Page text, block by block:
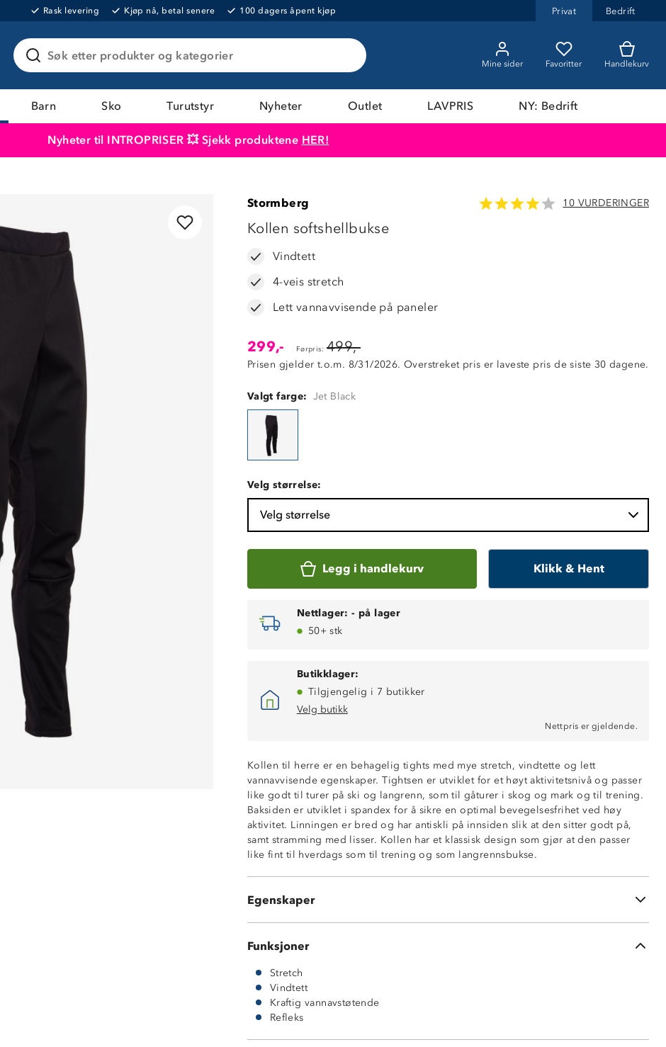
Rask levering Kjøp nå, betal senere 100 dagers åpent kjøp Privat Bedrift
Søk etter produkter og kategorier
Mine sider Favoritter Handlekurv
Barn Sko Turutstyr Nyheter Outlet LAVPRIS NY: Bedrift
Nyheter til INTROPRISER 💥 Sjekk produktene HER!
Stormberg 10 VURDERINGER
Kollen softshellbukse
Vindtett
4-veis stretch
Lett vannavvisende på paneler
299,- Førpris: 499,-
Prisen gjelder t.o.m. 8/31/2026. Overstreket pris er laveste pris de siste 30 dagene.
Valgt farge: Jet Black
Velg størrelse:
Velg størrelse
Legg i handlekurv Klikk & Hent
Nettlager: - på lager
50+ stk
Butikklager:
Tilgjengelig i 7 butikker
Velg butikk
Nettpris er gjeldende.
Kollen til herre er en behagelig tights med mye stretch, vindtette og lett
vannavvisende egenskaper. Tightsen er utviklet for et høyt aktivitetsnivå og passer
like godt til turer på ski og langrenn, som til gåturer i skog og mark og til trening.
Baksiden er utviklet i spandex for å sikre en optimal bevegelsesfrihet ved høy
aktivitet. Linningen er bred og har antiskli på innsiden slik at den sitter godt på,
samt stramming med lisser. Kollen har et klassisk design som gjør at den passer
like fint til hverdags som til trening og som langrennsbukse.
Egenskaper
Vindtett
4-veis stretch
Lett vannavvisende på paneler
Stretch
Antiskli
Bred linning med strikkstramming
Buksen har ingen lommer
Funksjoner
Stretch
Vindtett
Kraftig vannavstøtende
Refleks